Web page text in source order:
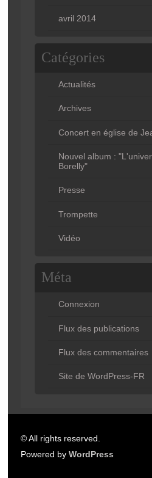
avril 2014
Catégories
Actualités
Archives
Concert en église de
Nouvel album :
Borelly"
Presse
Trompette
Vidéo
Méta
Connexion
Flux des publications
Flux des commentaires
Site de WordPress-FR
© All rights reserved.
Powered byWordPress